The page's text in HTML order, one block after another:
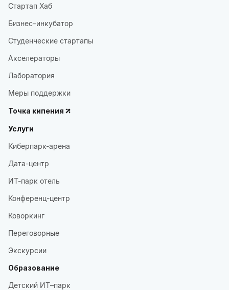
Стартап Хаб
Бизнес–инкубатор
Студенческие стартапы
Акселераторы
Лаборатория
Меры поддержки
Точка кипения
Услуги
Киберпарк-арена
Дата-центр
ИТ-парк отель
Конференц-центр
Коворкинг
Переговорные
Экскурсии
Образование
Детский ИТ–парк